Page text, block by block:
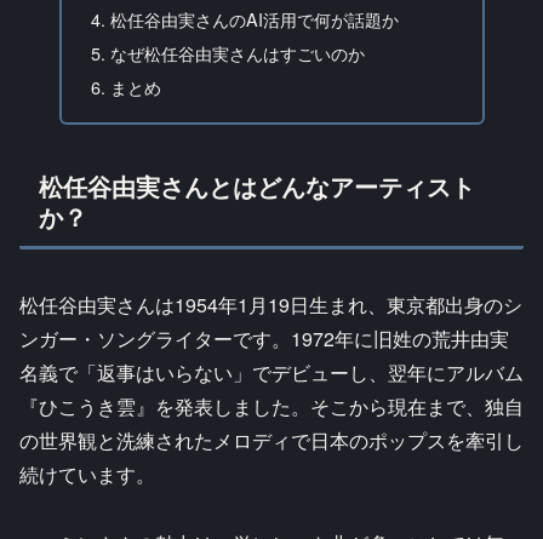
松任谷由実さんのAI活用で何が話題か
なぜ松任谷由実さんはすごいのか
まとめ
松任谷由実さんとはどんなアーティスト
か？
松任谷由実さんは1954年1月19日生まれ、東京都出身のシ
ンガー・ソングライターです。1972年に旧姓の荒井由実
名義で「返事はいらない」でデビューし、翌年にアルバム
『ひこうき雲』を発表しました。そこから現在まで、独自
の世界観と洗練されたメロディで日本のポップスを牽引し
続けています。